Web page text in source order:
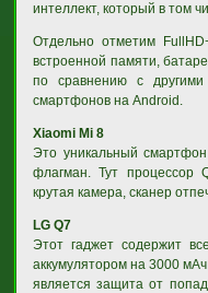
интеллект, который в том
Отдельно отметим
встроенной памяти,
по сравнению с
смартфонов на Android.
Xiaomi Mi 8
Это уникальный
флагман. Тут процессор
крутая камера, сканер
LG Q7
Этот гаджет содержит
аккумулятором на 3000
является защита от